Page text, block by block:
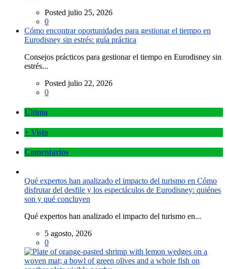
Posted julio 25, 2026
0
Cómo encontrar oportunidades para gestionar el tiempo en
Eurodisney sin estrés: guía práctica
Consejos prácticos para gestionar el tiempo en Eurodisney sin
estrés...
Posted julio 22, 2026
0
Última
+ Visto
Comentarios
Qué expertos han analizado el impacto del turismo en Cómo
disfrutar del desfile y los espectáculos de Eurodisney: quiénes
son y qué concluyen
Qué expertos han analizado el impacto del turismo en...
5 agosto, 2026
0